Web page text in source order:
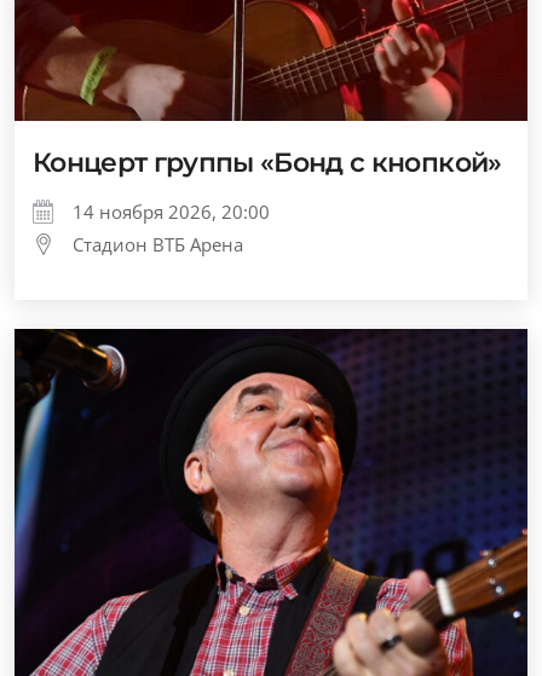
Концерт группы «Бонд с кнопкой»
14 ноября 2026, 20:00
Стадион ВТБ Арена